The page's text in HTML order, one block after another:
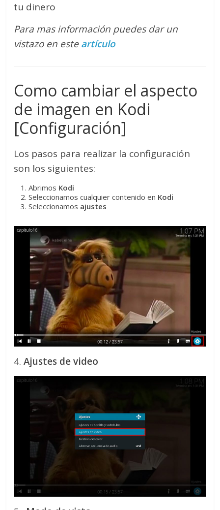
tu dinero
Para mas información puedes dar un
vistazo en esteartículo
Como cambiar el aspecto
de imagen en Kodi
[Configuración]
Los pasos para realizar la configuración
son los siguientes:
Abrimos Kodi
Seleccionamos cualquier contenido en Kodi
Seleccionamos ajustes
4.Ajustes de video